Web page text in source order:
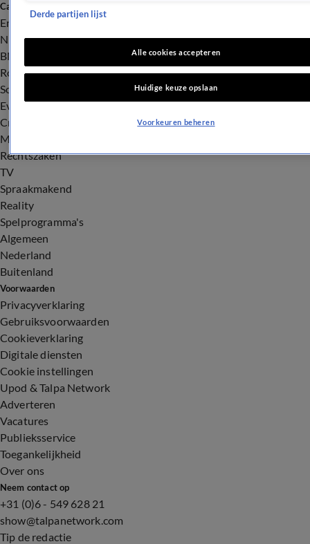
Categorieën
Entertainment
Nieuws
BN'ers
Royalty
Songfestival
Evenementen
Crime
Misdaad
Rechtszaken
TV
Spraakmakend
Reality
Spelprogramma's
Algemeen
Nederland
Buitenland
Voorwaarden
Privacyverklaring
Gebruiksvoorwaarden
Cookieverklaring
Digitale diensten
Cookie instellingen
Upod & Talpa Network
Adverteren
Vacatures
Publieksservice
Toegankelijkheid
Over ons
Neem contact op
+31 (0)6 - 549 628 21
show@talpanetwork.com
Tip de redactie
Derde partijen lijst
Alle cookies accepteren
Huidige keuze opslaan
Voorkeuren beheren